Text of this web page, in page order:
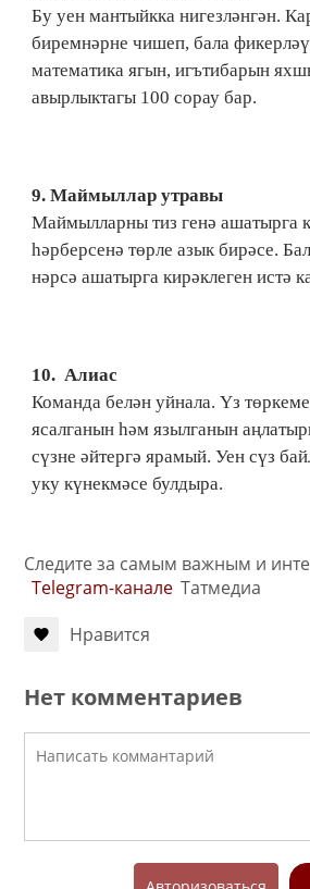
Бу уен мантыйкка нигезләнгән.
биремнәрне чишеп, бала фикерләү
математика ягын, игътибарын
авырлыктагы 100 сорау бар.
9.​ Маймыллар утравы
Маймылларны тиз генә ашатырга
һәрберсенә төрле азык бирәсе.
нәрсә ашатырга кирәклеген истә
10.​ Алиас
Команда белән уйнала. Үз
ясалганын һәм язылганын
сүзне әйтергә ярамый. Уен сүз
уку күнекмәсе булдыра.
Следите за самым важным и
Telegram-канале Татмедиа
Нравится
Нет комментариев